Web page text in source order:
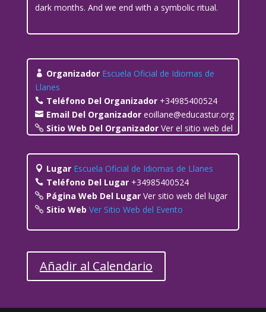
dark months. And we end with a symbolic ritual.
Organizador Escuela Oficial de Idiomas de
Llanes
Teléfono Del Organizador +34985400524
Email Del Organizador eoillane@educastur.org
Sitio Web Del Organizador Ver el sitio web del
Lugar Escuela Oficial de Idiomas de Llanes
Teléfono Del Lugar +34985400524
Página Web Del Lugar Ver sitio web del lugar
Sitio Web Ver Sitio Web del Evento
Añadir al Calendario